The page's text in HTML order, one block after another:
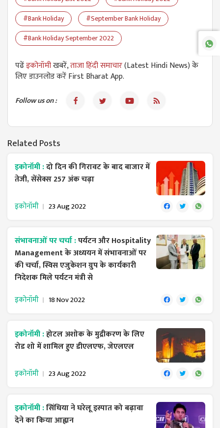
#Bank Holiday
#September Bank Holiday
#Bank Holiday September 2022
पढेंइकोनॉमीखबरें,ताजा हिंदी समाचार(Latest Hindi News) के
लिए डाउनलोड करें First Bharat App.
Follow us on :
Related Posts
इकोनॉमी :दो दिन की गिरावट के बाद बाजार में
तेजी, सेंसेक्स 257 अंक चढ़ा
इकोनॉमी 23 Aug 2022
संभावनाओं पर चर्चा :पर्यटन और Hospitality
Management के अध्ययन में संभावनाओं पर
की चर्चा, स्विस एजुकेशन ग्रुप के कार्यकारी
निदेशक मिले पर्यटन मंत्री से
इकोनॉमी 18 Nov 2022
इकोनॉमी :होटल अशोक के मुद्रीकरण के लिए
रोड शो में शामिल हुए डीएलएफ, जेएलएल
इकोनॉमी 23 Aug 2022
इकोनॉमी :सिंधिया ने घरेलू इस्पात को बढ़ावा
देने का किया आह्वान